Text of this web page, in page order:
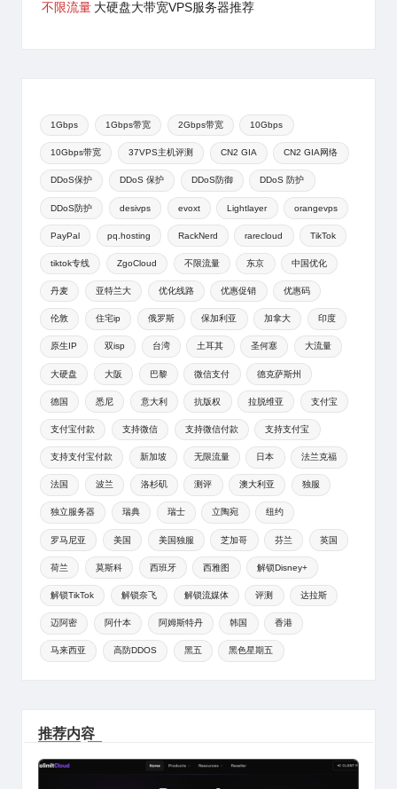
不限流量 大硬盘大带宽VPS服务器推荐
1Gbps 1Gbps带宽 2Gbps带宽 10Gbps
10Gbps带宽 37VPS主机评测 CN2 GIA CN2 GIA网络
DDoS保护 DDoS 保护 DDoS防御 DDoS 防护
DDoS防护 desivps evoxt Lightlayer orangevps
PayPal pq.hosting RackNerd rarecloud TikTok
tiktok专线 ZgoCloud 不限流量 东京 中国优化
丹麦 亚特兰大 优化线路 优惠促销 优惠码
伦敦 住宅ip 俄罗斯 保加利亚 加拿大 印度
原生IP 双isp 台湾 土耳其 圣何塞 大流量
大硬盘 大阪 巴黎 微信支付 德克萨斯州
德国 悉尼 意大利 抗版权 拉脱维亚 支付宝
支付宝付款 支持微信 支持微信付款 支持支付宝
支持支付宝付款 新加坡 无限流量 日本 法兰克福
法国 波兰 洛杉矶 测评 澳大利亚 独服
独立服务器 瑞典 瑞士 立陶宛 纽约
罗马尼亚 美国 美国独服 芝加哥 芬兰 英国
荷兰 莫斯科 西班牙 西雅图 解锁Disney+
解锁TikTok 解锁奈飞 解锁流媒体 评测 达拉斯
迈阿密 阿什本 阿姆斯特丹 韩国 香港
马来西亚 高防DDOS 黑五 黑色星期五
推荐内容